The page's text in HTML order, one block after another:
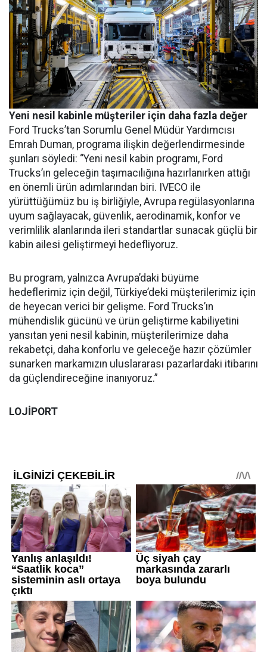
Yeni nesil kabinle müşteriler için daha fazla değer
Ford Trucks’tan Sorumlu Genel Müdür Yardımcısı
Emrah Duman, programa ilişkin değerlendirmesinde
şunları söyledi: “Yeni nesil kabin programı, Ford
Trucks’ın geleceğin taşımacılığına hazırlanırken attığı
en önemli ürün adımlarından biri. IVECO ile
yürüttüğümüz bu iş birliğiyle, Avrupa regülasyonlarına
uyum sağlayacak, güvenlik, aerodinamik, konfor ve
verimlilik alanlarında ileri standartlar sunacak güçlü bir
kabin ailesi geliştirmeyi hedefliyoruz.
Bu program, yalnızca Avrupa’daki büyüme
hedeflerimiz için değil, Türkiye’deki müşterilerimiz için
de heyecan verici bir gelişme. Ford Trucks’ın
mühendislik gücünü ve ürün geliştirme kabiliyetini
yansıtan yeni nesil kabinin, müşterilerimize daha
rekabetçi, daha konforlu ve geleceğe hazır çözümler
sunarken markamızın uluslararası pazarlardaki itibarını
da güçlendireceğine inanıyoruz.”
LOJİPORT